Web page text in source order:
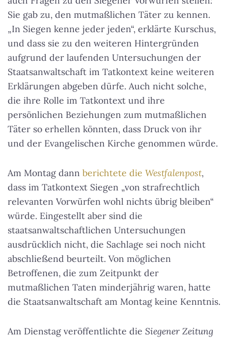
Sie gab zu, den mutmaßlichen Täter zu kennen.
„In Siegen kenne jeder jeden“, erklärte Kurschus,
und dass sie zu den weiteren Hintergründen
aufgrund der laufenden Untersuchungen der
Staatsanwaltschaft im Tatkontext keine weiteren
Erklärungen abgeben dürfe. Auch nicht solche,
die ihre Rolle im Tatkontext und ihre
persönlichen Beziehungen zum mutmaßlichen
Täter so erhellen könnten, dass Druck von ihr
und der Evangelischen Kirche genommen würde.
Am Montag dann berichtete die Westfalenpost,
dass im Tatkontext Siegen „von strafrechtlich
relevanten Vorwürfen wohl nichts übrig bleiben“
würde. Eingestellt aber sind die
staatsanwaltschaftlichen Untersuchungen
ausdrücklich nicht, die Sachlage sei noch nicht
abschließend beurteilt. Von möglichen
Betroffenen, die zum Zeitpunkt der
mutmaßlichen Taten minderjährig waren, hatte
die Staatsanwaltschaft am Montag keine Kenntnis.
Am Dienstag veröffentlichte die Siegener Zeitung